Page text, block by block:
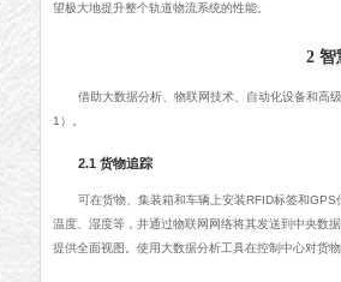
望极大地提升整个轨道物流系统的性能。
2 智
借助大数据分析、物联网技术、自动化设备和高
1）。
2.1 货物追踪
可在货物、集装箱和车辆上安装RFID标签和
温度、湿度等，并通过物联网网络将其发送到中央数
提供全面视图。使用大数据分析工具在控制中心对货